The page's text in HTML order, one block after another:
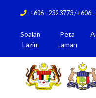
+606 - 232 3773 / +606
Soalan
Lazim
Peta
Laman